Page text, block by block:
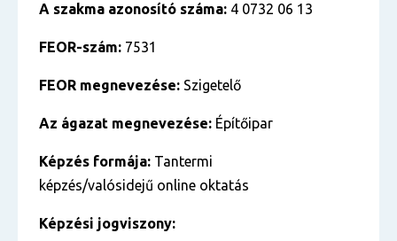
A szakma azonosító száma: 4 0732 06 13
FEOR-szám: 7531
FEOR megnevezése: Szigetelő
Az ágazat megnevezése: Építőipar
Képzés formája: Tantermi
képzés/valósidejű online oktatás
Képzési jogviszony: